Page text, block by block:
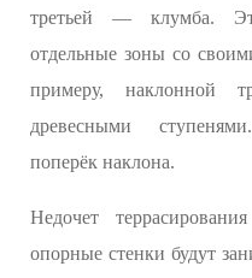
третьей — клумба.
отдельные зоны со
примеру, наклонной
древесными
поперёк наклона.
Недочет
опорные стенки будут